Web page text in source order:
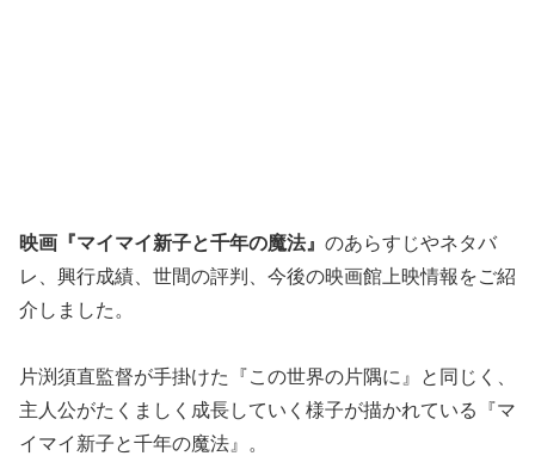
映画『マイマイ新子と千年の魔法』 のあらすじやネタバ
レ、興行成績、世間の評判、今後の映画館上映情報をご紹
介しました。
片渕須直監督が手掛けた『この世界の片隅に』と同じく、
主人公がたくましく成長していく様子が描かれている『マ
イマイ新子と千年の魔法』。